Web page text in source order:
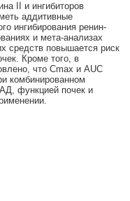
II и ингибиторов
аддитивные
ингибирования ренин-
и мета-анализах
средств повышается риск
Кроме того, в
что Cmax и AUC
комбинированном
функцией почек и